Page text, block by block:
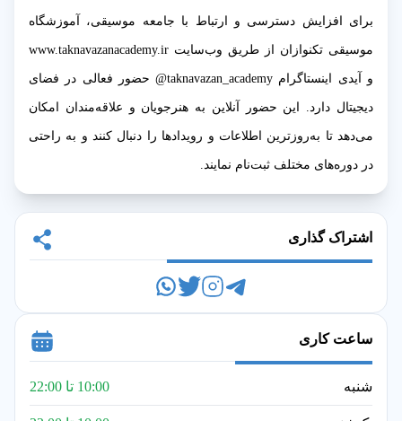
برای افزایش دسترسی و ارتباط با جامعه موسیقی، آموزشگاه
موسیقی تکنوازان از طریق وب‌سایت www.taknavazanacademy.ir
و آیدی اینستاگرام taknavazan_academy@ حضور فعالی در فضای
دیجیتال دارد. این حضور آنلاین به هنرجویان و علاقه‌مندان امکان
می‌دهد تا به‌روزترین اطلاعات و رویدادها را دنبال کنند و به راحتی
در دوره‌های مختلف ثبت‌نام نمایند.
اشتراک گذاری
ساعت کاری
شنبه 10:00 تا 22:00